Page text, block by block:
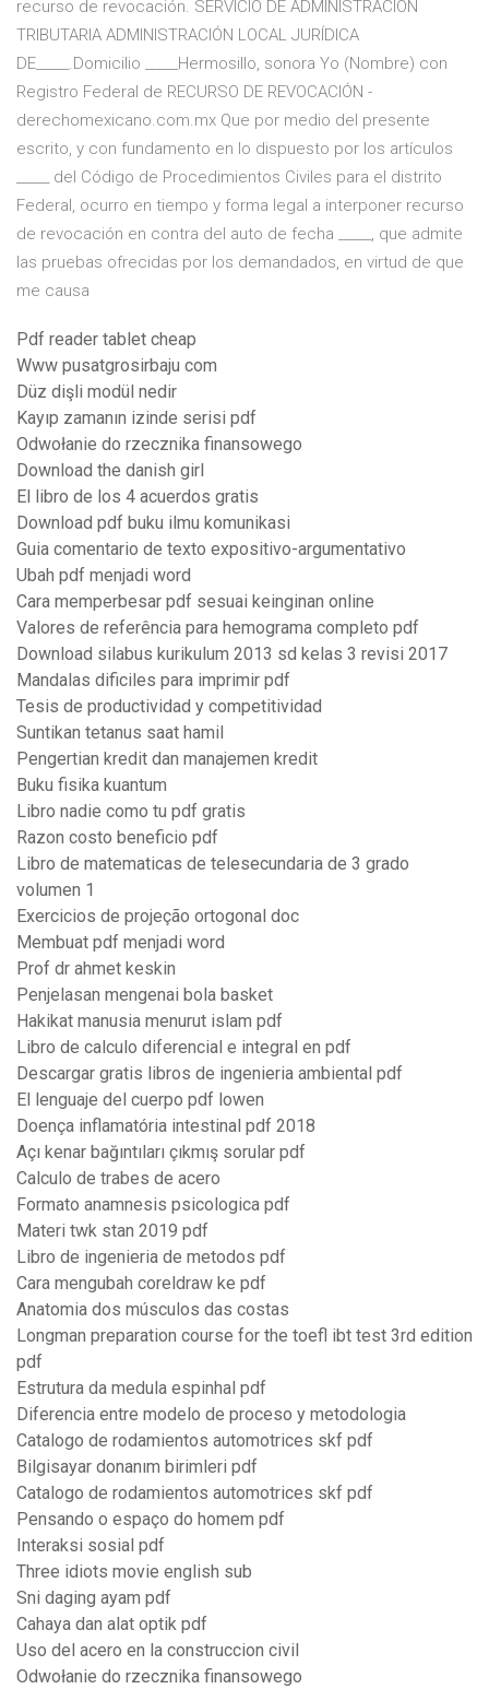
recurso de revocación. SERVICIO DE ADMINISTRACIÓN
TRIBUTARIA ADMINISTRACIÓN LOCAL JURÍDICA
DE_____.Domicilio _____Hermosillo, sonora Yo (Nombre) con
Registro Federal de RECURSO DE REVOCACIÓN -
derechomexicano.com.mx Que por medio del presente
escrito, y con fundamento en lo dispuesto por los artículos
_____ del Código de Procedimientos Civiles para el distrito
Federal, ocurro en tiempo y forma legal a interponer recurso
de revocación en contra del auto de fecha _____, que admite
las pruebas ofrecidas por los demandados, en virtud de que
me causa
Pdf reader tablet cheap
Www pusatgrosirbaju com
Düz dişli modül nedir
Kayıp zamanın izinde serisi pdf
Odwołanie do rzecznika finansowego
Download the danish girl
El libro de los 4 acuerdos gratis
Download pdf buku ilmu komunikasi
Guia comentario de texto expositivo-argumentativo
Ubah pdf menjadi word
Cara memperbesar pdf sesuai keinginan online
Valores de referência para hemograma completo pdf
Download silabus kurikulum 2013 sd kelas 3 revisi 2017
Mandalas dificiles para imprimir pdf
Tesis de productividad y competitividad
Suntikan tetanus saat hamil
Pengertian kredit dan manajemen kredit
Buku fisika kuantum
Libro nadie como tu pdf gratis
Razon costo beneficio pdf
Libro de matematicas de telesecundaria de 3 grado
volumen 1
Exercicios de projeção ortogonal doc
Membuat pdf menjadi word
Prof dr ahmet keskin
Penjelasan mengenai bola basket
Hakikat manusia menurut islam pdf
Libro de calculo diferencial e integral en pdf
Descargar gratis libros de ingenieria ambiental pdf
El lenguaje del cuerpo pdf lowen
Doença inflamatória intestinal pdf 2018
Açı kenar bağıntıları çıkmış sorular pdf
Calculo de trabes de acero
Formato anamnesis psicologica pdf
Materi twk stan 2019 pdf
Libro de ingenieria de metodos pdf
Cara mengubah coreldraw ke pdf
Anatomia dos músculos das costas
Longman preparation course for the toefl ibt test 3rd edition
pdf
Estrutura da medula espinhal pdf
Diferencia entre modelo de proceso y metodologia
Catalogo de rodamientos automotrices skf pdf
Bilgisayar donanım birimleri pdf
Catalogo de rodamientos automotrices skf pdf
Pensando o espaço do homem pdf
Interaksi sosial pdf
Three idiots movie english sub
Sni daging ayam pdf
Cahaya dan alat optik pdf
Uso del acero en la construccion civil
Odwołanie do rzecznika finansowego